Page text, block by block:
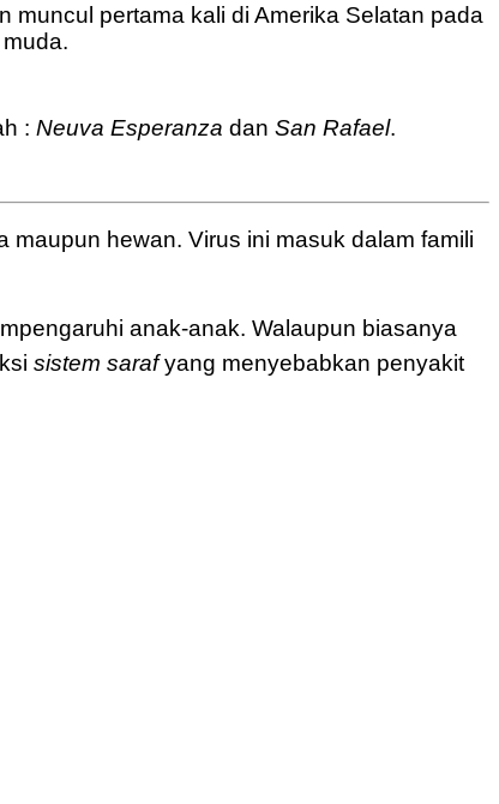
muncul pertama kali di Amerika Selatan pada
: Neuva Esperanza dan San Rafael.
hewan. Virus ini masuk dalam famili
anak-anak. Walaupun biasanya
sistem sarafyang menyebabkan penyakit